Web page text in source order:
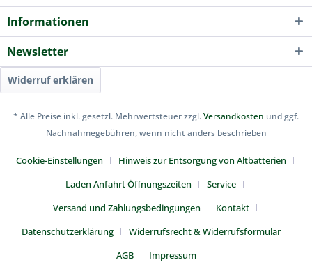
Informationen
Newsletter
Widerruf erklären
* Alle Preise inkl. gesetzl. Mehrwertsteuer zzgl.Versandkosten und ggf.
Nachnahmegebühren, wenn nicht anders beschrieben
Cookie-Einstellungen
Hinweis zur Entsorgung von Altbatterien
Laden Anfahrt Öffnungszeiten
Service
Versand und Zahlungsbedingungen
Kontakt
Datenschutzerklärung
Widerrufsrecht & Widerrufsformular
AGB
Impressum